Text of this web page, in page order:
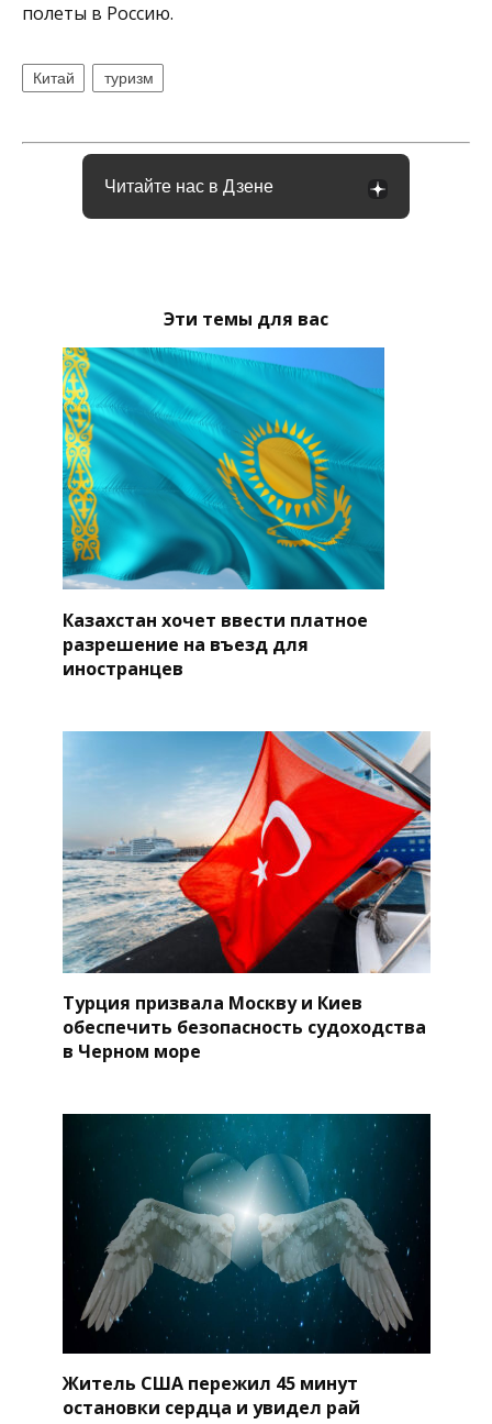
полеты в Россию.
Китай туризм
Читайте нас в Дзене
Эти темы для вас
Казахстан хочет ввести платное
разрешение на въезд для
иностранцев
Турция призвала Москву и Киев
обеспечить безопасность судоходства
в Черном море
Житель США пережил 45 минут
остановки сердца и увидел рай